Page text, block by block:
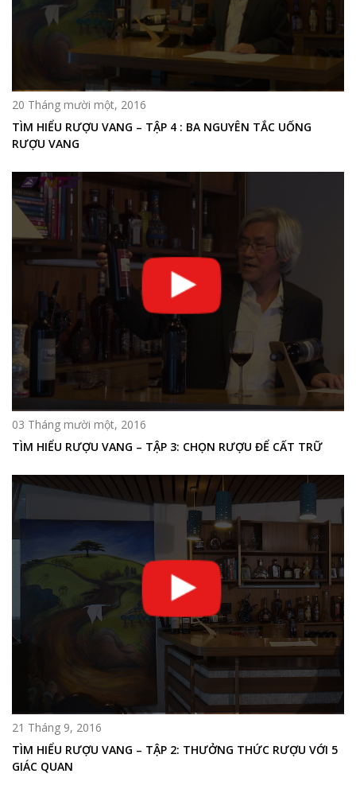
20 Tháng mười một, 2016
TÌM HIỂU RƯỢU VANG – TẬP 4 : BA NGUYÊN TẮC UỐNG
RƯỢU VANG
03 Tháng mười một, 2016
TÌM HIỂU RƯỢU VANG – TẬP 3: CHỌN RƯỢU ĐỂ CẤT TRỮ
21 Tháng 9, 2016
TÌM HIỂU RƯỢU VANG – TẬP 2: THƯỞNG THỨC RƯỢU VỚI 5
GIÁC QUAN